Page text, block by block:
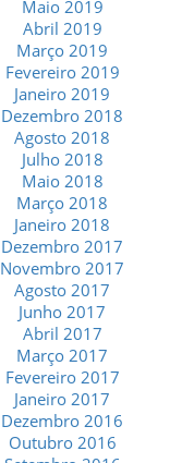
Maio 2019
Abril 2019
Março 2019
Fevereiro 2019
Janeiro 2019
Dezembro 2018
Agosto 2018
Julho 2018
Maio 2018
Março 2018
Janeiro 2018
Dezembro 2017
Novembro 2017
Agosto 2017
Junho 2017
Abril 2017
Março 2017
Fevereiro 2017
Janeiro 2017
Dezembro 2016
Outubro 2016